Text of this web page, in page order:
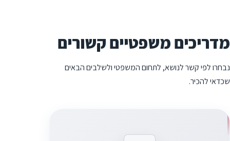
מדריכים משפטיים קשורים
נבחרו לפי קשר לנושא, לתחום המשפטי ולשלבים הבאים
שכדאי להכיר.